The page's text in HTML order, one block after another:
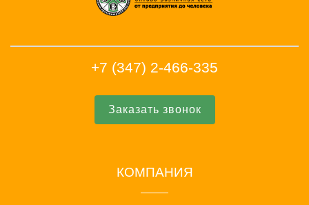
+7 (347) 2-466-335
Заказать звонок
КОМПАНИЯ